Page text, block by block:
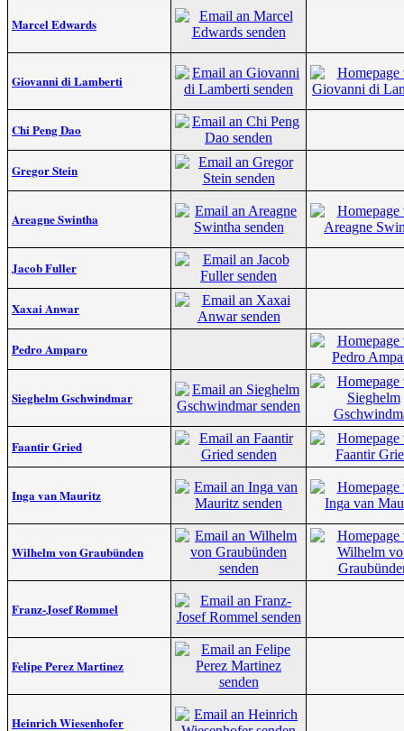
Marcel Edwards
Giovanni di Lamberti
Chi Peng Dao
Gregor Stein
Areagne Swintha
Jacob Fuller
Xaxai Anwar
Pedro Amparo
Sieghelm Gschwindmar
Faantir Gried
Inga van Mauritz
Wilhelm von Graubünden
Franz-Josef Rommel
Felipe Perez Martinez
Heinrich Wiesenhofer